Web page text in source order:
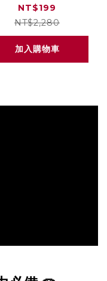
10B-HP【可
時享用兩種料理】
NT$199
NT$2,280
加入購物車